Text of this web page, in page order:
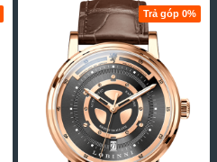
Trả góp 0%